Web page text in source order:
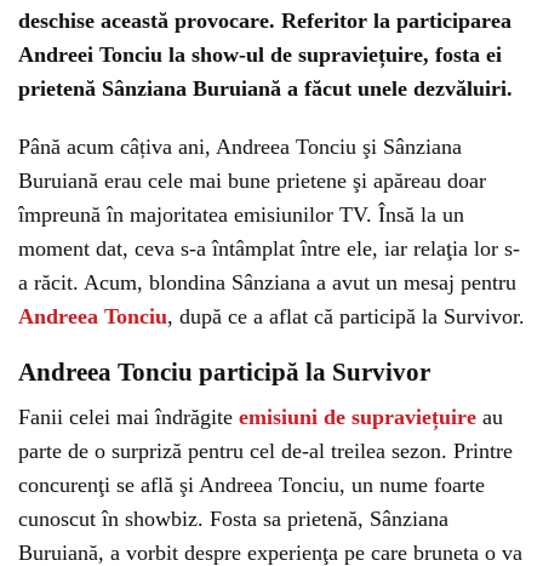
deschise această provocare. Referitor la participarea
Andreei Tonciu la show-ul de supraviețuire, fosta ei
prietenă Sânziana Buruiană a făcut unele dezvăluiri.
Până acum câțiva ani, Andreea Tonciu şi Sânziana
Buruiană erau cele mai bune prietene şi apăreau doar
împreună în majoritatea emisiunilor TV. Însă la un
moment dat, ceva s-a întâmplat între ele, iar relaţia lor s-
a răcit. Acum, blondina Sânziana a avut un mesaj pentru
Andreea Tonciu, după ce a aflat că participă la Survivor.
Andreea Tonciu participă la Survivor
Fanii celei mai îndrăgite emisiuni de supraviețuire au
parte de o surpriză pentru cel de-al treilea sezon. Printre
concurenţi se află şi Andreea Tonciu, un nume foarte
cunoscut în showbiz. Fosta sa prietenă, Sânziana
Buruiană, a vorbit despre experienţa pe care bruneta o va